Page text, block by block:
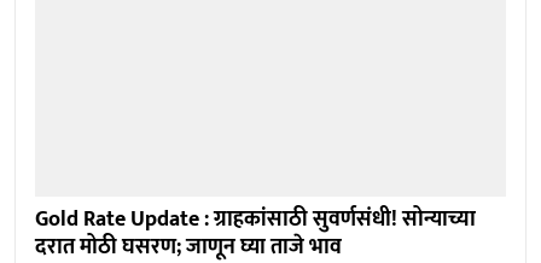
Gold Rate Update : ग्राहकांसाठी सुवर्णसंधी! सोन्याच्या
दरात मोठी घसरण; जाणून घ्या ताजे भाव